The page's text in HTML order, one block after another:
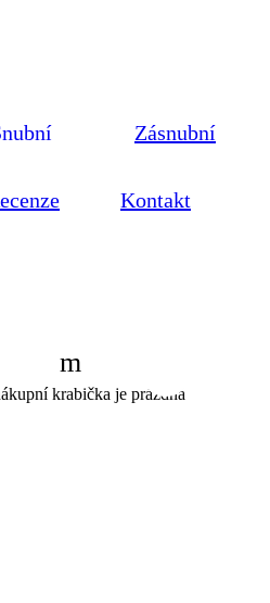
Zásnubní
Kontakt
krabička je prázdná